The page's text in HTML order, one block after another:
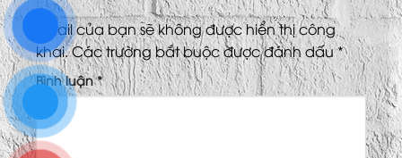
Email của bạn sẽ không được hiển thị công
khai.Các trường bắt buộc được đánh dấu*
Bình luận*